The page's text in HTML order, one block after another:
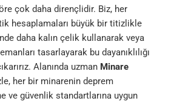
çok daha dirençlidir. Biz, her
hesaplamaları büyük bir titizlikle
daha kalın çelik kullanarak veya
tasarlayarak bu dayanıklılığı
Alanında uzman Minare
her bir minarenin deprem
ve güvenlik standartlarına uygun